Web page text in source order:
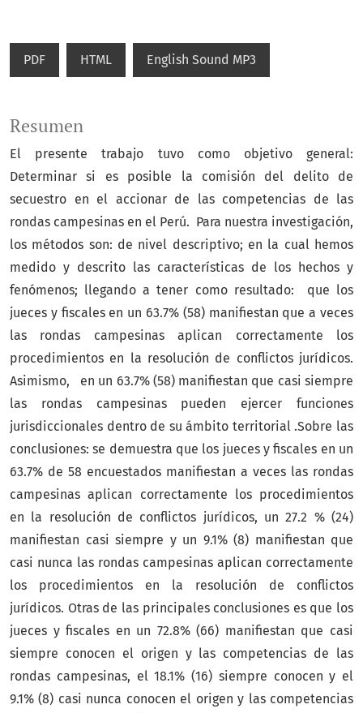
PDF HTML English Sound MP3
Resumen
El presente trabajo tuvo como objetivo general:
Determinar si es posible la comisión del delito de
secuestro en el accionar de las competencias de las
rondas campesinas en el Perú. Para nuestra investigación,
los métodos son: de nivel descriptivo; en la cual hemos
medido y descrito las características de los hechos y
fenómenos; llegando a tener como resultado: que los
jueces y fiscales en un 63.7% (58) manifiestan que a veces
las rondas campesinas aplican correctamente los
procedimientos en la resolución de conflictos jurídicos.
Asimismo, en un 63.7% (58) manifiestan que casi siempre
las rondas campesinas pueden ejercer funciones
jurisdiccionales dentro de su ámbito territorial .Sobre las
conclusiones: se demuestra que los jueces y fiscales en un
63.7% de 58 encuestados manifiestan a veces las rondas
campesinas aplican correctamente los procedimientos
en la resolución de conflictos jurídicos, un 27.2 % (24)
manifiestan casi siempre y un 9.1% (8) manifiestan que
casi nunca las rondas campesinas aplican correctamente
los procedimientos en la resolución de conflictos
jurídicos. Otras de las principales conclusiones es que los
jueces y fiscales en un 72.8% (66) manifiestan que casi
siempre conocen el origen y las competencias de las
rondas campesinas, el 18.1% (16) siempre conocen y el
9.1% (8) casi nunca conocen el origen y las competencias